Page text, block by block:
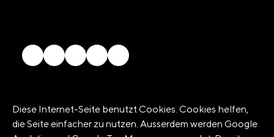
Diese Internet-Seite benutzt Cookies. Cookies helfen,
die Seite einfacher zu nutzen. Ausserdem werden Google
© 2026 arwo Stiftung